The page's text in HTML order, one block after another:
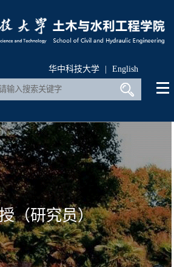
华中科技大学 | English
（研究员）